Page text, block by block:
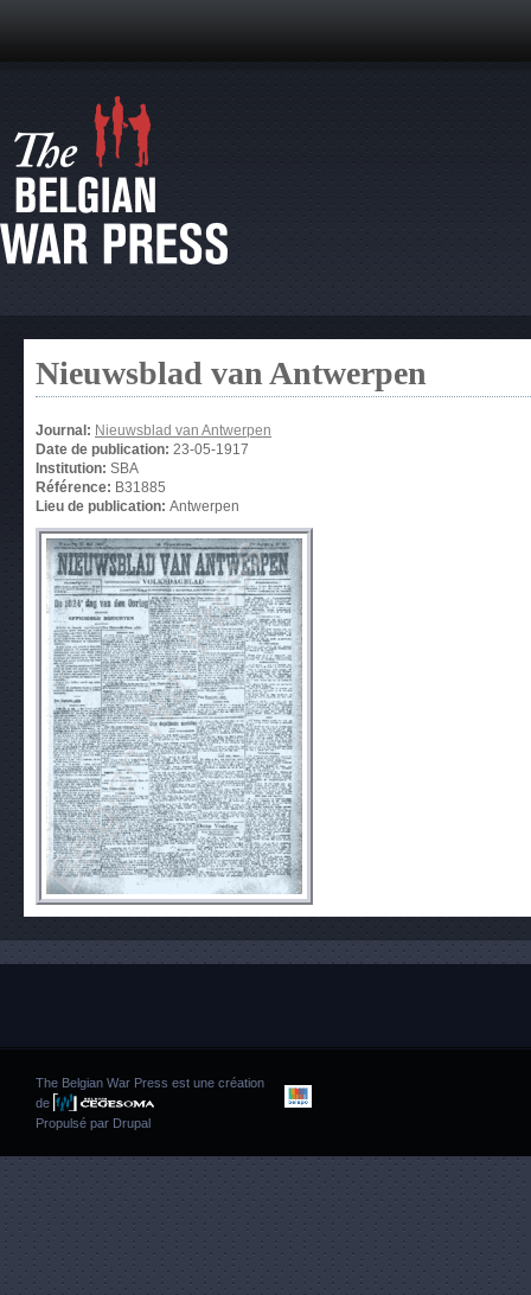
Nieuwsblad van Antwerpen
Journal: Nieuwsblad van Antwerpen
Date de publication: 23-05-1917
Institution: SBA
Référence: B31885
Lieu de publication: Antwerpen
The Belgian War Press est une création
de
Propulsé par Drupal